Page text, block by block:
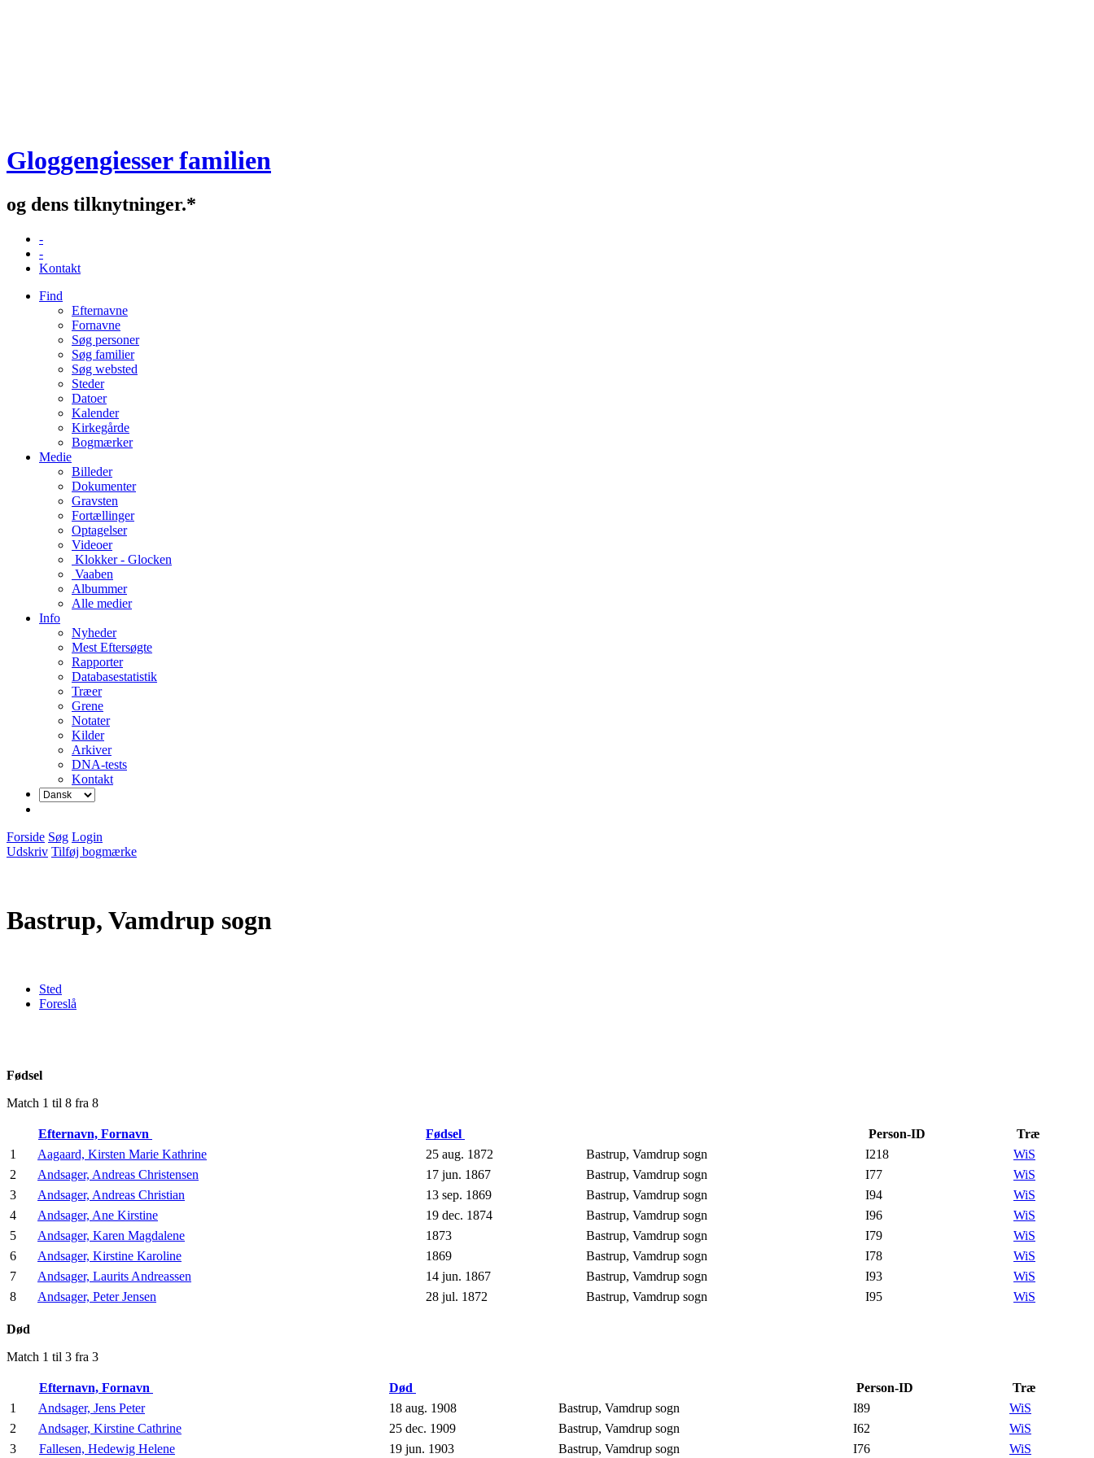
Gloggengiesser familien
og dens tilknytninger.*
-
-
Kontakt
Find
Efternavne
Fornavne
Søg personer
Søg familier
Søg websted
Steder
Datoer
Kalender
Kirkegårde
Bogmærker
Medie
Billeder
Dokumenter
Gravsten
Fortællinger
Optagelser
Videoer
Klokker - Glocken
Vaaben
Albummer
Alle medier
Info
Nyheder
Mest Eftersøgte
Rapporter
Databasestatistik
Træer
Grene
Notater
Kilder
Arkiver
DNA-tests
Kontakt
Forside Søg Login
Udskriv Tilføj bogmærke
Bastrup, Vamdrup sogn
Sted
Foreslå
Fødsel
Match 1 til 8 fra 8
Efternavn, Fornavn Fødsel Person-ID
Træ
1
Aagaard, Kirsten Marie Kathrine 25 aug. 1872 Bastrup, Vamdrup sogn I218
WiS
2
Andsager, Andreas Christensen 17 jun. 1867 Bastrup, Vamdrup sogn I77
WiS
3
Andsager, Andreas Christian 13 sep. 1869 Bastrup, Vamdrup sogn I94
WiS
4
Andsager, Ane Kirstine 19 dec. 1874 Bastrup, Vamdrup sogn I96
WiS
5
Andsager, Karen Magdalene 1873 Bastrup, Vamdrup sogn I79
WiS
6
Andsager, Kirstine Karoline 1869 Bastrup, Vamdrup sogn I78
WiS
7
Andsager, Laurits Andreassen 14 jun. 1867 Bastrup, Vamdrup sogn I93
WiS
8
Andsager, Peter Jensen 28 jul. 1872 Bastrup, Vamdrup sogn I95 WiS
Død
Match 1 til 3 fra 3
Efternavn, Fornavn Død Person-ID
Træ
1
Andsager, Jens Peter 18 aug. 1908 Bastrup, Vamdrup sogn I89
WiS
2
Andsager, Kirstine Cathrine 25 dec. 1909 Bastrup, Vamdrup sogn I62
WiS
3
Fallesen, Hedewig Helene 19 jun. 1903 Bastrup, Vamdrup sogn I76 WiS